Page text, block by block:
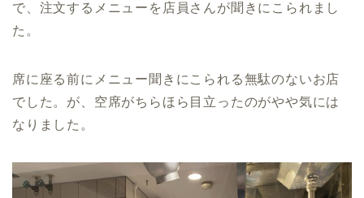
で、注文するメニューを店員さんが聞きにこられまし
た。
席に座る前にメニュー聞きにこられる無駄のないお店
でした。が、空席がちらほら目立ったのがやや気には
なりました。